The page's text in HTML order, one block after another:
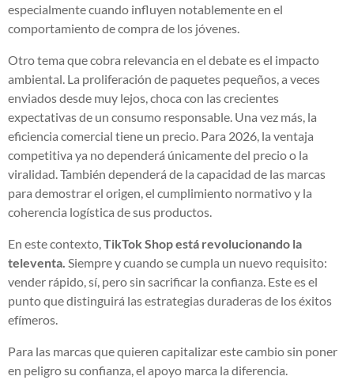
especialmente cuando influyen notablemente en el
comportamiento de compra de los jóvenes.
Otro tema que cobra relevancia en el debate es el impacto
ambiental. La proliferación de paquetes pequeños, a veces
enviados desde muy lejos, choca con las crecientes
expectativas de un consumo responsable. Una vez más, la
eficiencia comercial tiene un precio. Para 2026, la ventaja
competitiva ya no dependerá únicamente del precio o la
viralidad. También dependerá de la capacidad de las marcas
para demostrar el origen, el cumplimiento normativo y la
coherencia logística de sus productos.
En este contexto, TikTok Shop está revolucionando la
televenta. Siempre y cuando se cumpla un nuevo requisito:
vender rápido, sí, pero sin sacrificar la confianza. Este es el
punto que distinguirá las estrategias duraderas de los éxitos
efímeros.
Para las marcas que quieren capitalizar este cambio sin poner
en peligro su confianza, el apoyo marca la diferencia.